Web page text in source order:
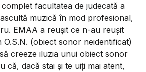
facultatea de judecată a
muzică în mod profesional,
EMAA a reușit ce n-au reușit
O.S.N. (obiect sonor neidentificat)
creeze iluzia unui obiect sonor
că, dacă stai și te uiți mai atent,